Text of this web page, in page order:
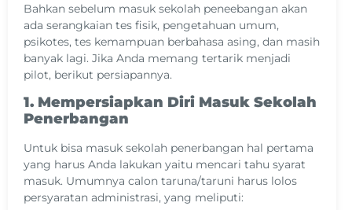
Bahkan sebelum masuk sekolah peneebangan akan
ada serangkaian tes fisik, pengetahuan umum,
psikotes, tes kemampuan berbahasa asing, dan masih
banyak lagi. Jika Anda memang tertarik menjadi
pilot, berikut persiapannya.
1. Mempersiapkan Diri Masuk Sekolah
Penerbangan
Untuk bisa masuk sekolah penerbangan hal pertama
yang harus Anda lakukan yaitu mencari tahu syarat
masuk. Umumnya calon taruna/taruni harus lolos
persyaratan administrasi, yang meliputi: